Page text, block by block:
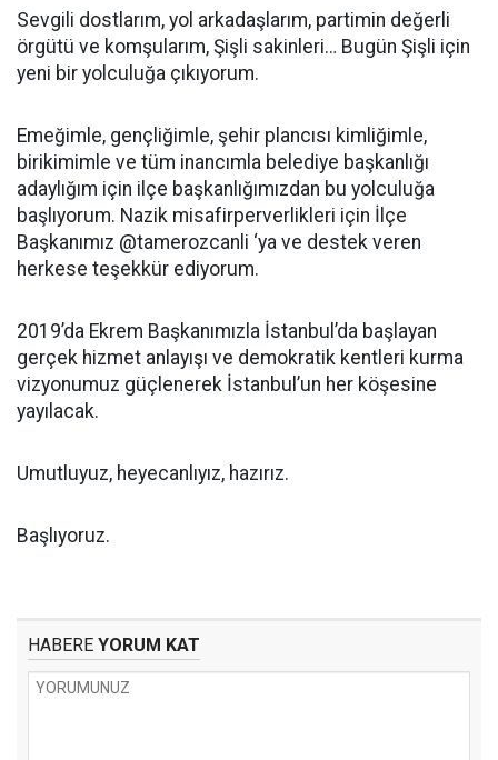
Sevgili dostlarım, yol arkadaşlarım, partimin değerli
örgütü ve komşularım, Şişli sakinleri… Bugün Şişli için
yeni bir yolculuğa çıkıyorum.
Emeğimle, gençliğimle, şehir plancısı kimliğimle,
birikimimle ve tüm inancımla belediye başkanlığı
adaylığım için ilçe başkanlığımızdan bu yolculuğa
başlıyorum. Nazik misafirperverlikleri için İlçe
Başkanımız @tamerozcanli ‘ya ve destek veren
herkese teşekkür ediyorum.
2019’da Ekrem Başkanımızla İstanbul’da başlayan
gerçek hizmet anlayışı ve demokratik kentleri kurma
vizyonumuz güçlenerek İstanbul’un her köşesine
yayılacak.
Umutluyuz, heyecanlıyız, hazırız.
Başlıyoruz.
HABERE YORUM KAT